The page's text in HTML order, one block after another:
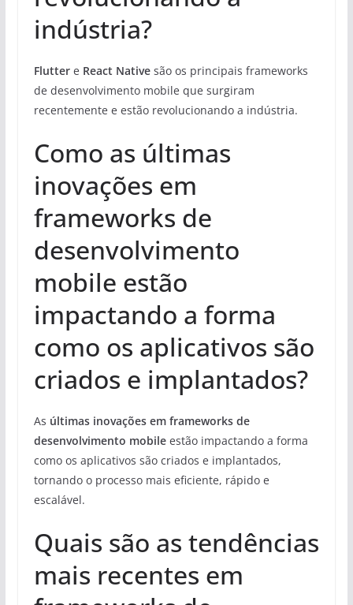
indústria?
Fluttere React Nativesão os principais frameworks
de desenvolvimento mobile que surgiram
recentemente e estão revolucionando a indústria.
Como as últimas
inovações em
frameworks de
desenvolvimento
mobile estão
impactando a forma
como os aplicativos são
criados e implantados?
As últimas inovações em frameworks de
desenvolvimento mobileestão impactando a forma
como os aplicativos são criados e implantados,
tornando o processo mais eficiente, rápido e
escalável.
Quais são as tendências
mais recentes em